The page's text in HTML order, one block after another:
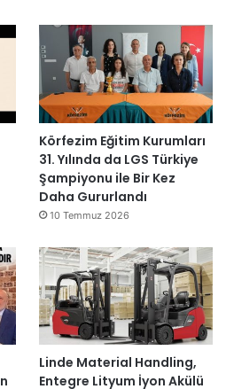
Körfezim Eğitim Kurumları
31. Yılında da LGS Türkiye
Şampiyonu ile Bir Kez
Daha Gururlandı
10 Temmuz 2026
Linde Material Handling,
Entegre Lityum İyon Akülü